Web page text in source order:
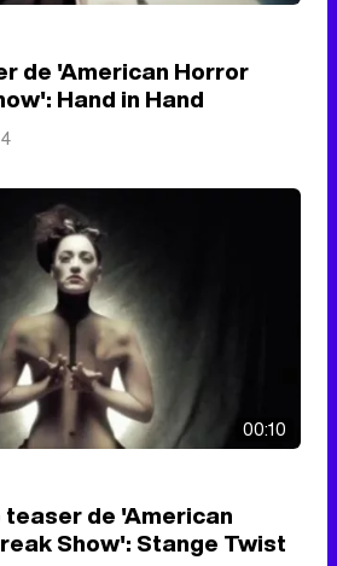
de 'American Horror
Hand in Hand
00:10
de 'American
Show': Stange Twist